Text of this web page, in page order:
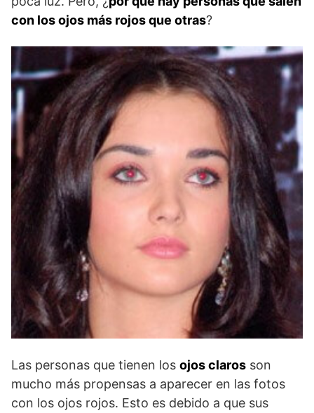
con los ojos más rojos que otras?
Las personas que tienen los ojos claros son
mucho más propensas a aparecer en las fotos
con los ojos rojos. Esto es debido a que sus